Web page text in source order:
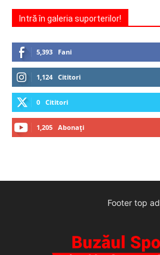
Intră în galeria suporterilor!
5,393 Fani
1,124 Cititori
0 Cititori
1,205 Abonați
Footer top ad